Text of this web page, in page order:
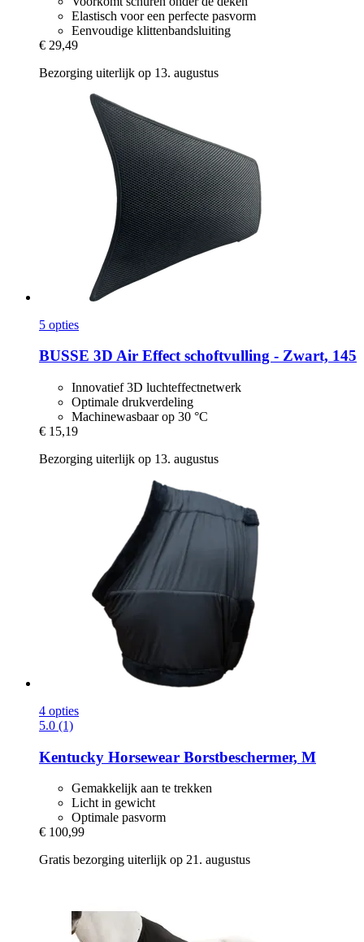
Elastisch voor een perfecte pasvorm
Eenvoudige klittenbandsluiting
€ 29,49
Bezorging uiterlijk op 13. augustus
5 opties
BUSSE 3D Air Effect schoftvulling -​ Zwart, 145
Innovatief 3D luchteffectnetwerk
Optimale drukverdeling
Machinewasbaar op 30 °C
€ 15,19
Bezorging uiterlijk op 13. augustus
4 opties
5.0 (1)
Kentucky Horsewear Borstbeschermer, M
Gemakkelijk aan te trekken
Licht in gewicht
Optimale pasvorm
€ 100,99
Gratis bezorging uiterlijk op 21. augustus